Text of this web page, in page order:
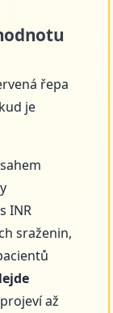
řepa
je
INR
sraženin,
až